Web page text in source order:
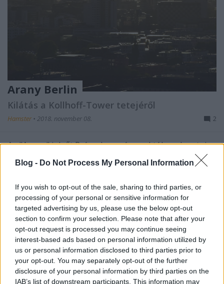
Blog - Do Not Process My Personal Information
If you wish to opt-out of the sale, sharing to third parties, or
processing of your personal or sensitive information for
targeted advertising by us, please use the below opt-out
section to confirm your selection. Please note that after your
opt-out request is processed you may continue seeing
interest-based ads based on personal information utilized by
us or personal information disclosed to third parties prior to
your opt-out. You may separately opt-out of the further
disclosure of your personal information by third parties on the
IAB’s list of downstream participants. This information may
Arany Berlin
Kilátás a Kollhoff-Tower tetejéről
Hamster • 2018. november 08. 2
Az "Arany" jelzőt Prága kapcsán szokták emlegetni,
de egy eső utáni szeptemberi délutánon a lemenő
nap fényében fürdő Berlinre is ráillett: A Kollhoff-
szemeztem, de valahogy mindig túl későn jártam a
Potsdamer Platzon, és már zárva volt. Idén…